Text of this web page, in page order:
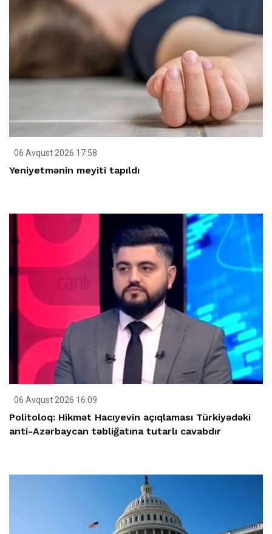
06 Avqust 2026 17:58
Yeniyetmənin meyiti tapıldı
06 Avqust 2026 16:09
Politoloq: Hikmət Hacıyevin açıqlaması Türkiyədəki
anti-Azərbaycan təbliğatına tutarlı cavabdır